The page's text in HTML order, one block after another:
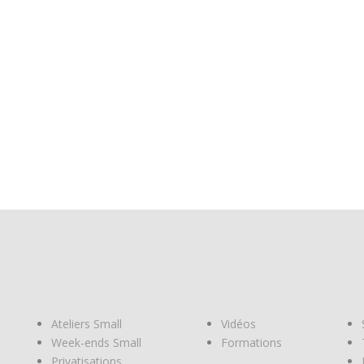
Ateliers Small
Week-ends Small
Vidéos
Formations